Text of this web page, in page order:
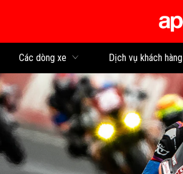
Các dòng xe Dịch vụ khách hàng